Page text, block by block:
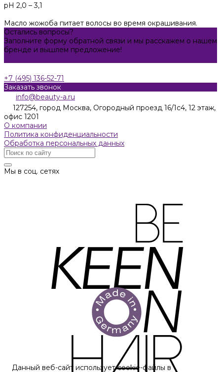
pH 2,0 – 3,1
Масло жожоба питает волосы во время окрашивания.
Остались вопросы?
Заполните форму обратной связи и мы расскажем о нашем
бренде и вышлем предложение!
+7 (495) 136-52-71
Заказать звонок
info@beauty-a.ru
127254, город Москва, Огородный проезд 16/1с4, 12 этаж,
офис 1201
О компании
Политика конфиденциальности
Обработка персональных данных
Мы в соц. сетях
Данный веб-сайт использует cookie-файлы в